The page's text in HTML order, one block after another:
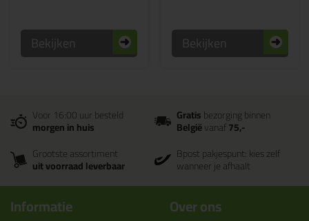
Bekijken Bekijken
Voor 16:00 uur besteld
morgen in huis
Gratisbezorging binnen
Belgiëvanaf75,-
Grootste assortiment
uit voorraad leverbaar
Bpost pakjespunt: kies zelf
wanneer je afhaalt
Informatie Over ons